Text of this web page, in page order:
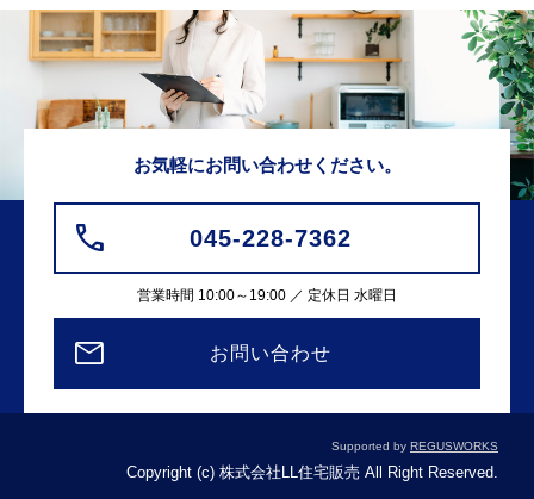
お気軽にお問い合わせください。
045-228-7362
営業時間 10:00～19:00 ／ 定休日 水曜日
お問い合わせ
Supported by REGUSWORKS
Copyright (c) 株式会社LL住宅販売 All Right Reserved.